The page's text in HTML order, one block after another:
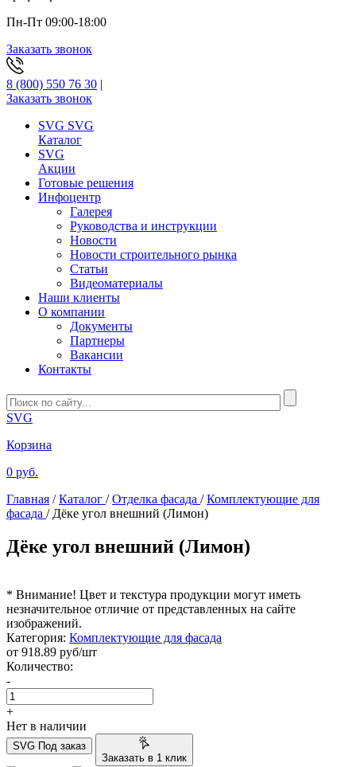
Пн-Пт 09:00-18:00
Заказать звонок
8 (800) 550 76 30 |
Заказать звонок
SVG SVG
Каталог
SVG
Акции
Готовые решения
Инфоцентр
Галерея
Руководства и инструкции
Новости
Новости строительного рынка
Статьи
Видеоматериалы
Наши клиенты
О компании
Документы
Партнеры
Вакансии
Контакты
SVG
Корзина
0 руб.
Главная / Каталог / Отделка фасада / Комплектующие для
фасада / Дёке угол внешний (Лимон)
Дёке угол внешний (Лимон)
* Внимание! Цвет и текстура продукции могут иметь
незначительное отличие от представленных на сайте
изображений.
Категория: Комплектующие для фасада
от 918.89 руб/шт
Количество:
-
+
Нет в наличии
SVG Под заказ
Заказать в 1 клик